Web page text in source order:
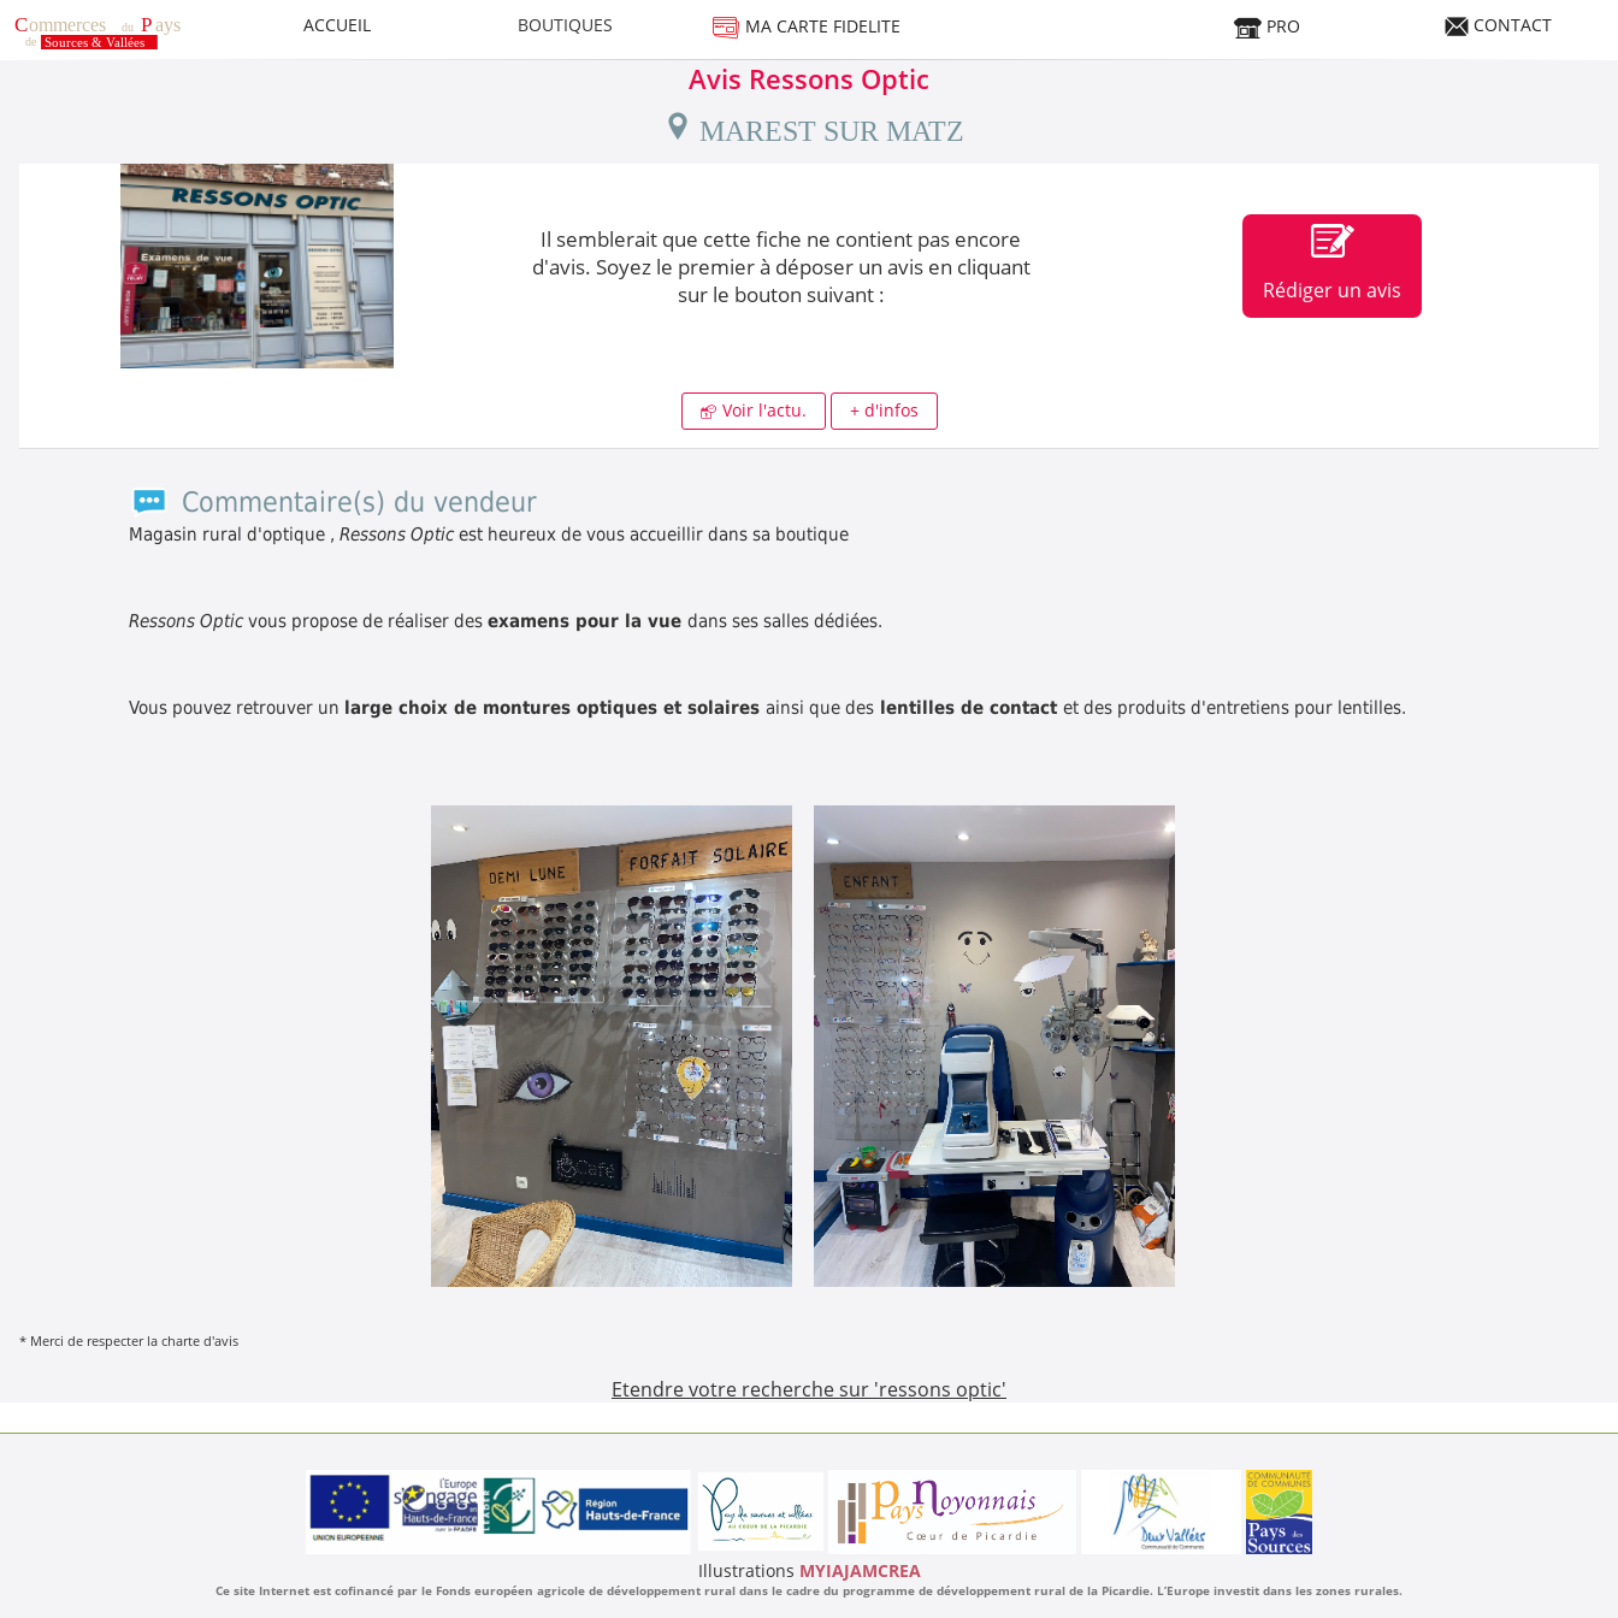
ACCUEIL BOUTIQUES MA CARTE FIDELITE PRO CONTACT
Avis Ressons Optic
MAREST SUR MATZ
Il semblerait que cette fiche ne contient pas encore
d'avis. Soyez le premier à déposer un avis en cliquant
sur le bouton suivant :
Rédiger un avis
Voir l'actu. + d'infos
Commentaire(s) du vendeur
Magasin rural d'optique , Ressons Opticest heureux de vous accueillir dans sa boutique
Ressons Opticvous propose de réaliser des examens pour la vue dans ses salles dédiées.
Vous pouvez retrouver un large choix de montures optiques et solaires ainsi que des lentilles de contact et des produits d'entretiens pour lentilles.
* Merci de respecter la charte d'avis
Etendre votre recherche sur 'ressons optic'
Illustrations MYIAJAMCREA
Ce site Internet est cofinancé par le Fonds européen agricole de développement rural dans le cadre du programme de développement rural de la Picardie. L’Europe investit dans les zones rurales.